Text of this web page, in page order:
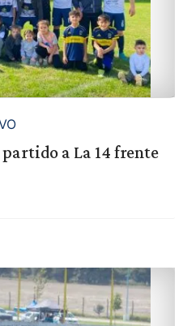
a La 14 frente